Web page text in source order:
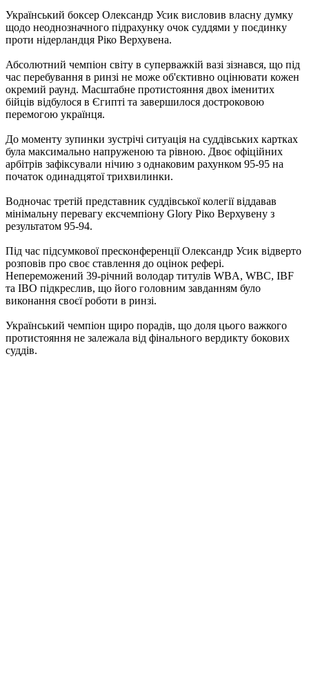
Український боксер Олександр Усик висловив власну думку
щодо неоднозначного підрахунку очок суддями у поєдинку
проти нідерландця Ріко Верхувена.
Абсолютний чемпіон світу в суперважкій вазі зізнався, що під
час перебування в ринзі не може об'єктивно оцінювати кожен
окремий раунд. Масштабне протистояння двох іменитих
бійців відбулося в Єгипті та завершилося достроковою
перемогою українця.
До моменту зупинки зустрічі ситуація на суддівських картках
була максимально напруженою та рівною. Двоє офіційних
арбітрів зафіксували нічию з однаковим рахунком 95-95 на
початок одинадцятої трихвилинки.
Водночас третій представник суддівської колегії віддавав
мінімальну перевагу ексчемпіону Glory Ріко Верхувену з
результатом 95-94.
Під час підсумкової пресконференції Олександр Усик відверто
розповів про своє ставлення до оцінок рефері.
Непереможений 39-річний володар титулів WBA, WBC, IBF
та IBO підкреслив, що його головним завданням було
виконання своєї роботи в ринзі.
Український чемпіон щиро порадів, що доля цього важкого
протистояння не залежала від фінального вердикту бокових
суддів.